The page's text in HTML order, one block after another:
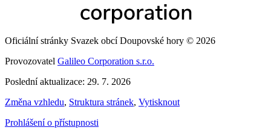
Oficiální stránky Svazek obcí Doupovské hory © 2026
Provozovatel Galileo Corporation s.r.o.
Poslední aktualizace: 29. 7. 2026
Změna vzhledu, Struktura stránek, Vytisknout
Prohlášení o přístupnosti